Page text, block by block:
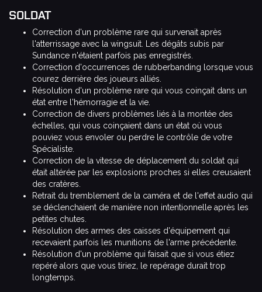
SOLDAT
Correction d'un problème rare qui survenait après
l'atterrissage avec la wingsuit. Les dégâts subis par
Sundance n'étaient parfois pas enregistrés.
Correction d'occurrences de rubberbanding lorsque vous
courez derrière des joueurs alliés.
Résolution d'un problème rare qui vous coinçait dans un
état entre l'hémorragie et la vie.
Correction de divers problèmes liés à la montée des
échelles, qui vous coinçaient dans un état où vous
pouviez vous envoler ou perdre le contrôle de votre
Spécialiste.
Correction de la vitesse de déplacement du soldat qui
était altérée par les explosions proches si elles creusaient
des cratères.
Retrait du tremblement de la caméra et de l'effet audio qui
se déclenchaient de manière non intentionnelle après les
petites chutes.
Résolution des armes des caisses d'équipement qui
recevaient parfois les munitions de l'arme précédente.
Résolution d'un problème qui faisait que si vous étiez
repéré alors que vous tiriez, le repérage durait trop
longtemps.